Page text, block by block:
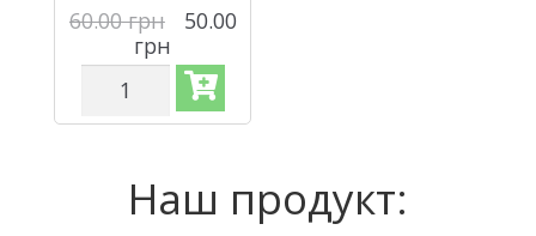
60.00грн
50.00
грн
Ніблер
силіконовий
"Дино"для
введення
Наш продукт: